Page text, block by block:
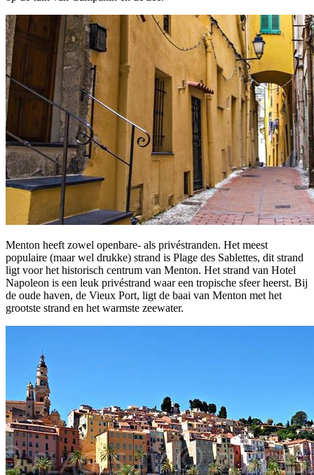
Menton heeft zowel openbare- als privéstranden. Het meest
populaire (maar wel drukke) strand is Plage des Sablettes, dit strand
ligt voor het historisch centrum van Menton. Het strand van Hotel
Napoleon is een leuk privéstrand waar een tropische sfeer heerst. Bij
de oude haven, de Vieux Port, ligt de baai van Menton met het
grootste strand en het warmste zeewater.